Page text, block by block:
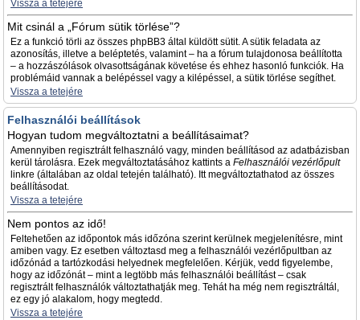
Vissza a tetejére
Mit csinál a „Fórum sütik törlése”?
Ez a funkció törli az összes phpBB3 által küldött sütit. A sütik feladata az
azonosítás, illetve a beléptetés, valamint – ha a fórum tulajdonosa beállította
– a hozzászólások olvasottságának követése és ehhez hasonló funkciók. Ha
problémáid vannak a belépéssel vagy a kilépéssel, a sütik törlése segíthet.
Vissza a tetejére
Felhasználói beállítások
Hogyan tudom megváltoztatni a beállításaimat?
Amennyiben regisztrált felhasználó vagy, minden beállításod az adatbázisban
kerül tárolásra. Ezek megváltoztatásához kattints a Felhasználói vezérlőpult
linkre (általában az oldal tetején található). Itt megváltoztathatod az összes
beállításodat.
Vissza a tetejére
Nem pontos az idő!
Feltehetően az időpontok más időzóna szerint kerülnek megjelenítésre, mint
amiben vagy. Ez esetben változtasd meg a felhasználói vezérlőpultban az
időzónád a tartózkodási helyednek megfelelően. Kérjük, vedd figyelembe,
hogy az időzónát – mint a legtöbb más felhasználói beállítást – csak
regisztrált felhasználók változtathatják meg. Tehát ha még nem regisztráltál,
ez egy jó alakalom, hogy megtedd.
Vissza a tetejére